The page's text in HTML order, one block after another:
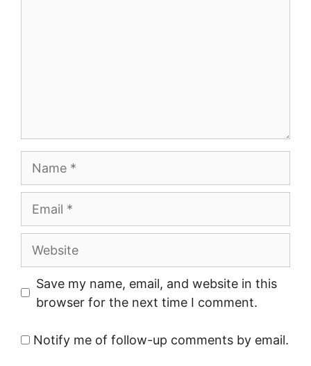
Website
Save my name, email, and website in this
browser for the next time I comment.
Notify me of follow-up comments by email.